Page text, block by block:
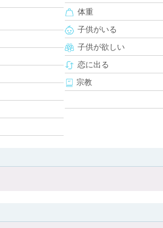
体重
子供がいる
子供が欲しい
恋に出る
宗教